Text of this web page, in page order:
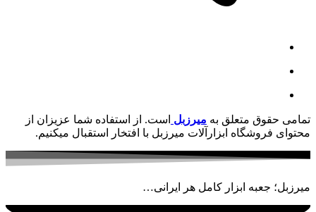
تمامی حقوق متعلق به میرزبل است. از استفاده شما عزیزان از
محتوای فروشگاه ابزارآلات میرزبل با افتخار استقبال میکنیم.
میرزبل؛ جعبه ابزار کامل هر ایرانی…